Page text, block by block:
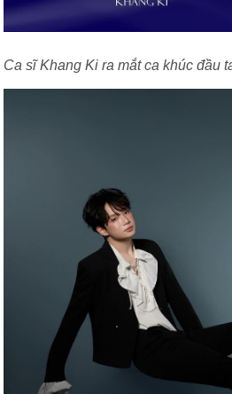
Ca sĩ Khang Ki ra mắt ca khúc đầu